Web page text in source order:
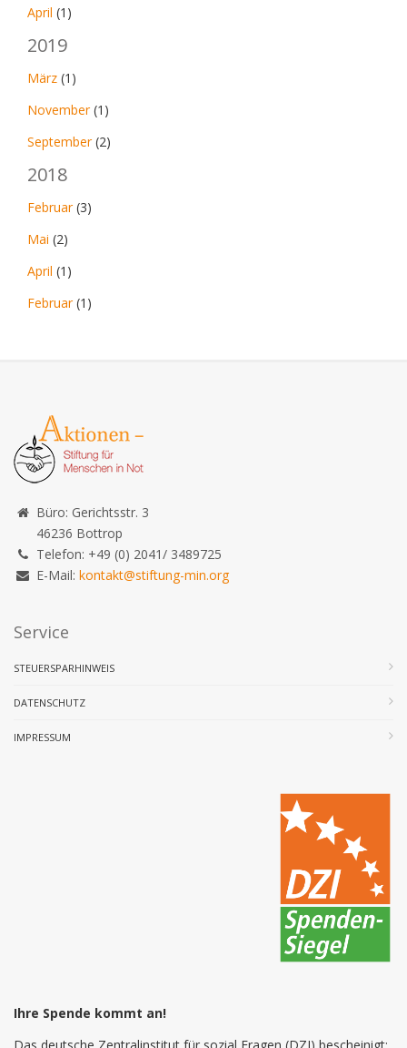
April (1)
2019
März (1)
November(1)
September(2)
2018
Februar(3)
Mai (2)
April (1)
Februar(1)
Büro: Gerichtsstr. 3
46236 Bottrop
Telefon: +49 (0) 2041/ 3489725
E-Mail: kontakt@stiftung-min.org
Service
STEUERSPARHINWEIS
DATENSCHUTZ
IMPRESSUM
Ihre Spende kommt an!
Das deutsche Zentralinstitut für sozial Fragen (DZI) bescheinigt: